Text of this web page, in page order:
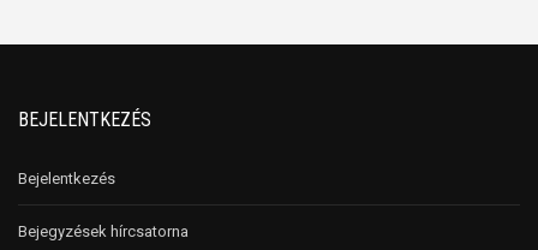
BEJELENTKEZÉS
Bejelentkezés
Bejegyzések hírcsatorna